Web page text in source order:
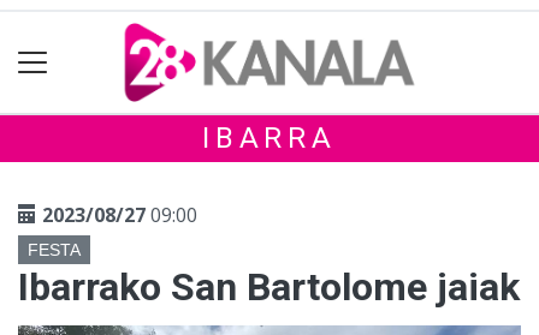
IBARRA
2023/08/2709:00
FESTA
Ibarrako San Bartolome jaiak